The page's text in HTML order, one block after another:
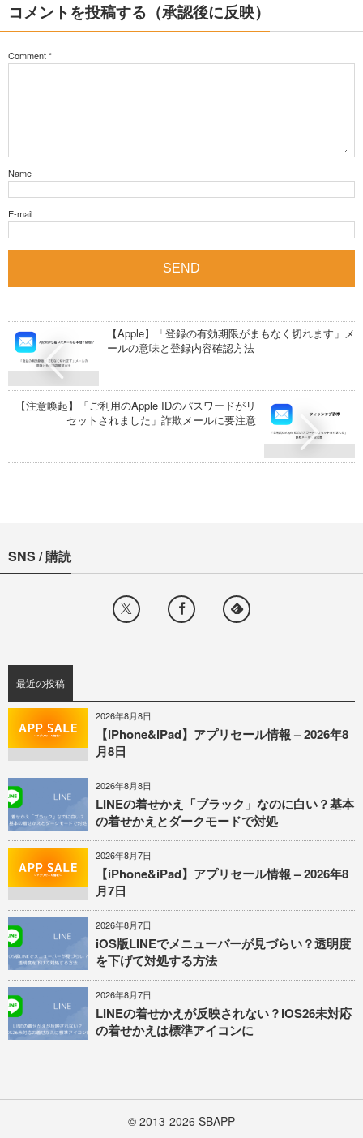
コメントを投稿する（承認後に反映）
Comment*
Name
E-mail
【Apple】「登録の有効期限がまもなく切れます」メ
ールの意味と登録内容確認方法
【注意喚起】「ご利用のApple IDのパスワードがリ
セットされました」詐欺メールに要注意
SNS / 購読
最近の投稿
2026年8月8日
【iPhone&iPad】アプリセール情報 – 2026年8
月8日
2026年8月8日
LINEの着せかえ「ブラック」なのに白い？基本
の着せかえとダークモードで対処
2026年8月7日
【iPhone&iPad】アプリセール情報 – 2026年8
月7日
2026年8月7日
iOS版LINEでメニューバーが見づらい？透明度
を下げて対処する方法
2026年8月7日
LINEの着せかえが反映されない？iOS26未対応
の着せかえは標準アイコンに
© 2013-2026 SBAPP